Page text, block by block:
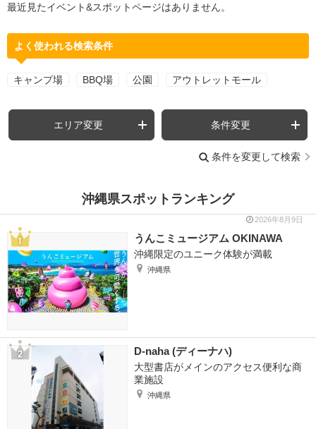
最近見たイベント&スポットページはありません。
よく使われる検索条件
キャンプ場 BBQ場 公園 アウトレットモール
エリア変更 条件変更
条件を変更して検索
沖縄県スポットランキング
2026年8月9日
うんこミュージアム OKINAWA
沖縄限定のユニーク体験が満載
沖縄県
D-naha (ディーナハ)
大型書店がメインのアクセス便利な商
業施設
沖縄県